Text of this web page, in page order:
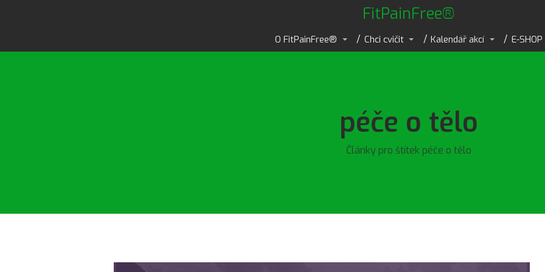
FitPainFree®
O FitPainFree® Chci cvičit Kalendář akcí E-SHOP
péče o tělo
Články pro štítek péče o tělo